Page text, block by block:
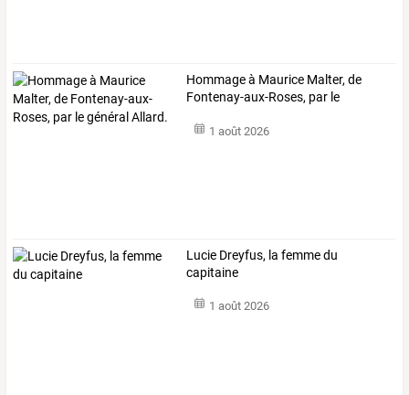
Hommageà Maurice Malter, de
Fontenay-aux-Roses, par le
1 août 2026
Lucie Dreyfus, la femme du
capitaine
1 août 2026